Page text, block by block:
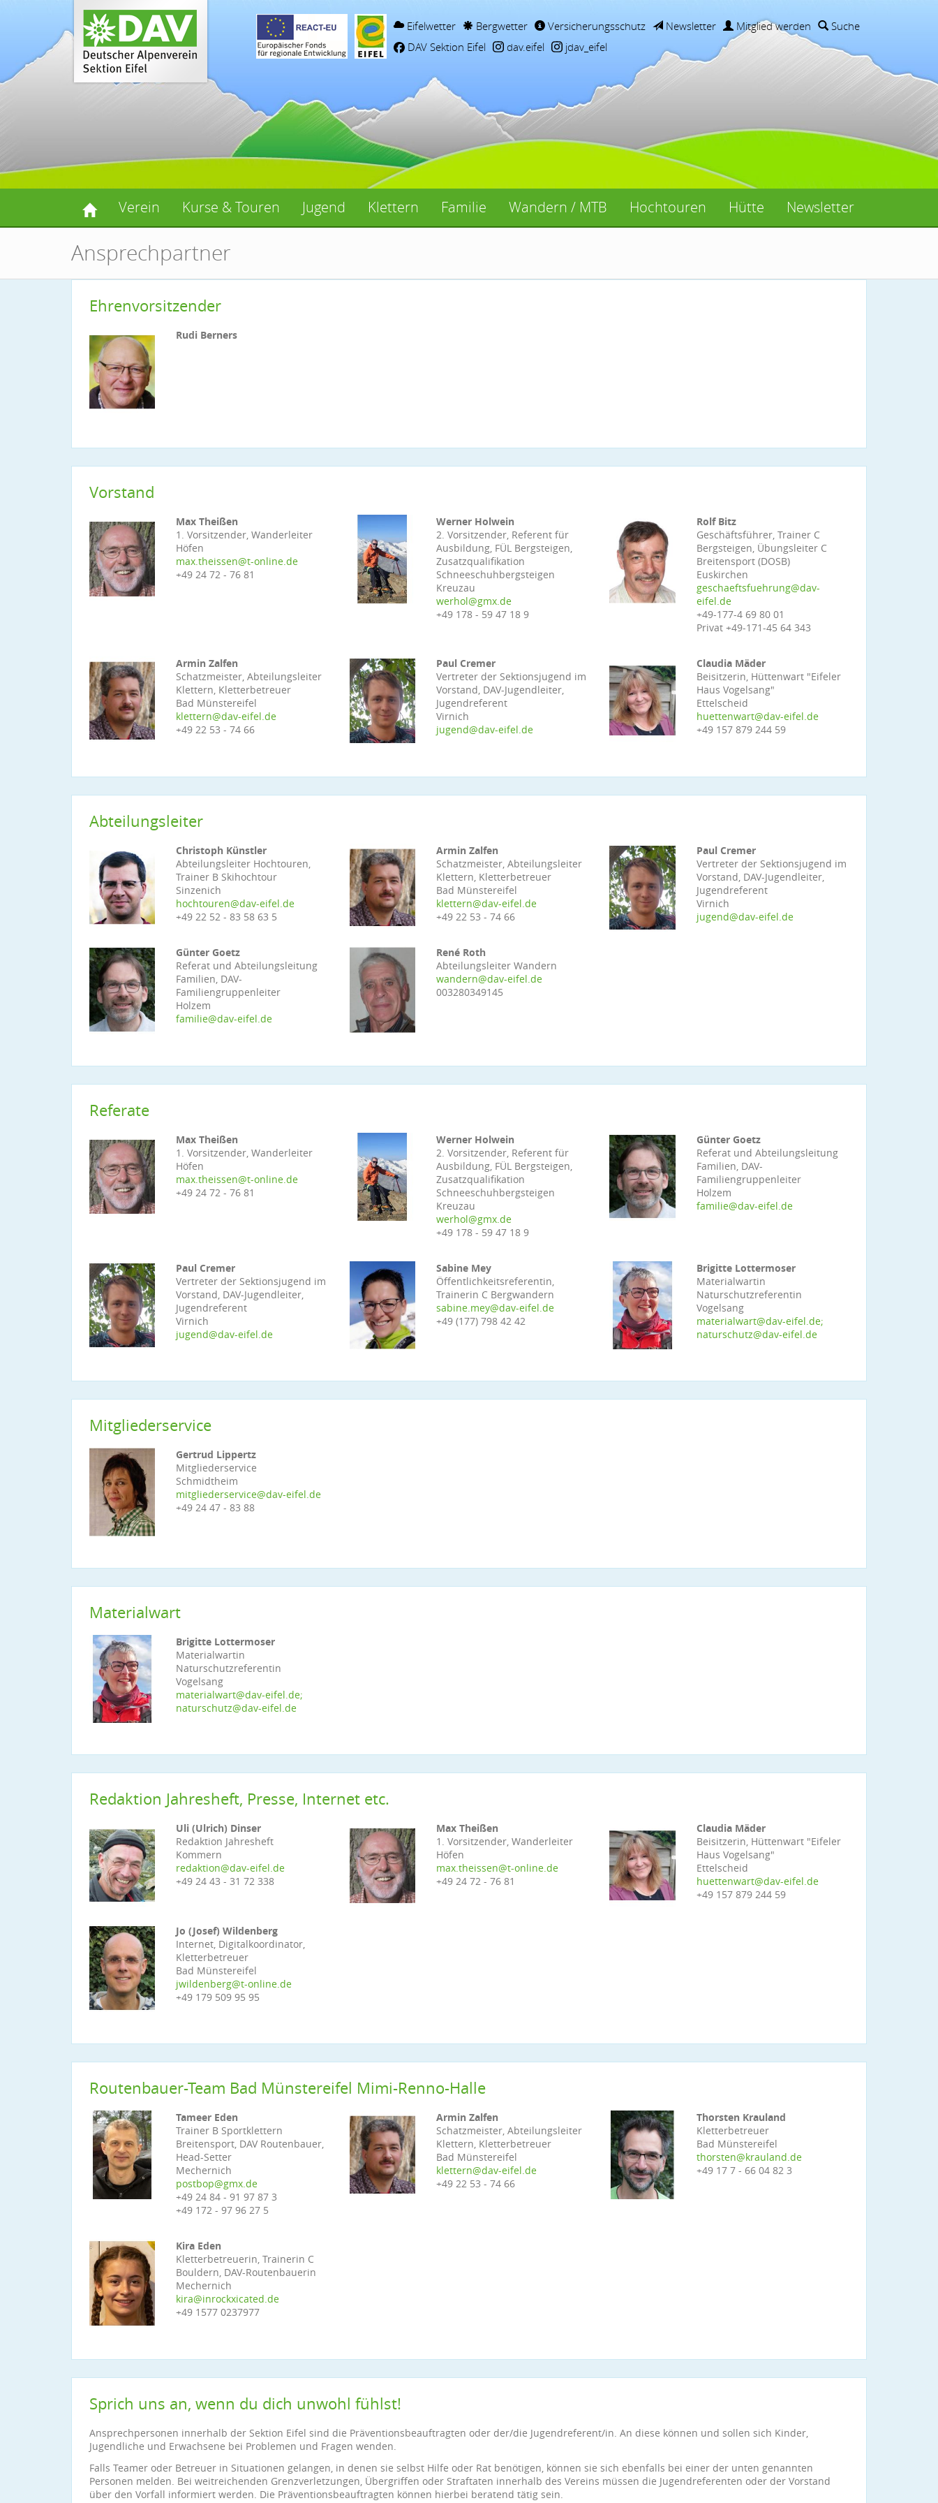
Eifelwetter Bergwetter Versicherungsschutz Newsletter Mitglied werden
Suche
DAV Sektion Eifel
dav.eifel jdav_eifel
Verein Kurse & Touren Jugend Klettern Familie Wandern / MTB Hochtouren Hütte Newsletter
Ansprechpartner
Ehrenvorsitzender
Rudi Berners
Vorstand
Max Theißen
1. Vorsitzender, Wanderleiter
Höfen
max.theissen@t-online.de
+49 24 72 - 76 81
Werner Holwein
2. Vorsitzender, Referent für
Ausbildung, FÜL Bergsteigen,
Zusatzqualifikation
Schneeschuhbergsteigen
Kreuzau
werhol@gmx.de
+49 178 - 59 47 18 9
Rolf Bitz
Geschäftsführer, Trainer C
Bergsteigen, Übungsleiter C
Breitensport (DOSB)
Euskirchen
geschaeftsfuehrung@dav-
eifel.de
+49-177-4 69 80 01
Privat +49-171-45 64 343
Armin Zalfen
Schatzmeister, Abteilungsleiter
Klettern, Kletterbetreuer
Bad Münstereifel
klettern@dav-eifel.de
+49 22 53 - 74 66
Paul Cremer
Vertreter der Sektionsjugend im
Vorstand, DAV-Jugendleiter,
Jugendreferent
Virnich
jugend@dav-eifel.de
Claudia Mäder
Beisitzerin, Hüttenwart "Eifeler
Haus Vogelsang"
Ettelscheid
huettenwart@dav-eifel.de
+49 157 879 244 59
Abteilungsleiter
Christoph Künstler
Abteilungsleiter Hochtouren,
Trainer B Skihochtour
Sinzenich
hochtouren@dav-eifel.de
+49 22 52 - 83 58 63 5
Armin Zalfen
Schatzmeister, Abteilungsleiter
Klettern, Kletterbetreuer
Bad Münstereifel
klettern@dav-eifel.de
+49 22 53 - 74 66
Paul Cremer
Vertreter der Sektionsjugend im
Vorstand, DAV-Jugendleiter,
Jugendreferent
Virnich
jugend@dav-eifel.de
Günter Goetz
Referat und Abteilungsleitung
Familien, DAV-
Familiengruppenleiter
Holzem
familie@dav-eifel.de
René Roth
Abteilungsleiter Wandern
wandern@dav-eifel.de
003280349145
Referate
Max Theißen
1. Vorsitzender, Wanderleiter
Höfen
max.theissen@t-online.de
+49 24 72 - 76 81
Werner Holwein
2. Vorsitzender, Referent für
Ausbildung, FÜL Bergsteigen,
Zusatzqualifikation
Schneeschuhbergsteigen
Kreuzau
werhol@gmx.de
+49 178 - 59 47 18 9
Günter Goetz
Referat und Abteilungsleitung
Familien, DAV-
Familiengruppenleiter
Holzem
familie@dav-eifel.de
Paul Cremer
Vertreter der Sektionsjugend im
Vorstand, DAV-Jugendleiter,
Jugendreferent
Virnich
jugend@dav-eifel.de
Sabine Mey
Öffentlichkeitsreferentin,
Trainerin C Bergwandern
sabine.mey@dav-eifel.de
+49 (177) 798 42 42
Brigitte Lottermoser
Materialwartin
Naturschutzreferentin
Vogelsang
materialwart@dav-eifel.de;
naturschutz@dav-eifel.de
Mitgliederservice
Gertrud Lippertz
Mitgliederservice
Schmidtheim
mitgliederservice@dav-eifel.de
+49 24 47 - 83 88
Materialwart
Brigitte Lottermoser
Materialwartin
Naturschutzreferentin
Vogelsang
materialwart@dav-eifel.de;
naturschutz@dav-eifel.de
Redaktion Jahresheft, Presse, Internet etc.
Uli (Ulrich) Dinser
Redaktion Jahresheft
Kommern
redaktion@dav-eifel.de
+49 24 43 - 31 72 338
Max Theißen
1. Vorsitzender, Wanderleiter
Höfen
max.theissen@t-online.de
+49 24 72 - 76 81
Claudia Mäder
Beisitzerin, Hüttenwart "Eifeler
Haus Vogelsang"
Ettelscheid
huettenwart@dav-eifel.de
+49 157 879 244 59
Jo (Josef) Wildenberg
Internet, Digitalkoordinator,
Kletterbetreuer
Bad Münstereifel
jwildenberg@t-online.de
+49 179 509 95 95
Routenbauer-Team Bad Münstereifel Mimi-Renno-Halle
Tameer Eden
Trainer B Sportklettern
Breitensport, DAV Routenbauer,
Head-Setter
Mechernich
postbop@gmx.de
+49 24 84 - 91 97 87 3
+49 172 - 97 96 27 5
Armin Zalfen
Schatzmeister, Abteilungsleiter
Klettern, Kletterbetreuer
Bad Münstereifel
klettern@dav-eifel.de
+49 22 53 - 74 66
Thorsten Krauland
Kletterbetreuer
Bad Münstereifel
thorsten@krauland.de
+49 17 7 - 66 04 82 3
Kira Eden
Kletterbetreuerin, Trainerin C
Bouldern, DAV-Routenbauerin
Mechernich
kira@inrockxicated.de
+49 1577 0237977
Sprich uns an, wenn du dich unwohl fühlst!
Ansprechpersonen innerhalb der Sektion Eifel sind die Präventionsbeauftragten oder der/die Jugendreferent/in. An diese können und sollen sich Kinder,
Jugendliche und Erwachsene bei Problemen und Fragen wenden.
Falls Teamer oder Betreuer in Situationen gelangen, in denen sie selbst Hilfe oder Rat benötigen, können sie sich ebenfalls bei einer der unten genannten
Personen melden. Bei weitreichenden Grenzverletzungen, Übergriffen oder Straftaten innerhalb des Vereins müssen die Jugendreferenten oder der Vorstand
über den Vorfall informiert werden. Die Präventionsbeauftragten können hierbei beratend tätig sein.